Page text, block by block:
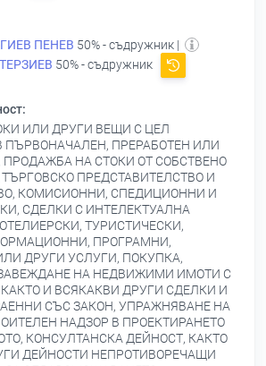
ПЕНЕВ 50% - съдружник |
50% - съдружник
ИЛИ ДРУГИ ВЕЩИ С ЦЕЛ
ПЪРВОНАЧАЛЕН, ПРЕРАБОТЕН ИЛИ
ПРОДАЖБА НА СТОКИ ОТ СОБСТВЕНО
ПРЕДСТАВИТЕЛСТВО И
КОМИСИОННИ, СПЕДИЦИОННИ И
СДЕЛКИ С ИНТЕЛЕКТУАЛНА
ТУРИСТИЧЕСКИ,
ПРОГРАМНИ,
ДРУГИ УСЛУГИ, ПОКУПКА,
НА НЕДВИЖИМИ ИМОТИ С
И ВСЯКАКВИ ДРУГИ СДЕЛКИ И
СЪС ЗАКОН, УПРАЖНЯВАНЕ НА
НАДЗОР В ПРОЕКТИРАНЕТО
КОНСУЛТАНСКА ДЕЙНОСТ, КАКТО
ДЕЙНОСТИ НЕПРОТИВОРЕЧАЩИ